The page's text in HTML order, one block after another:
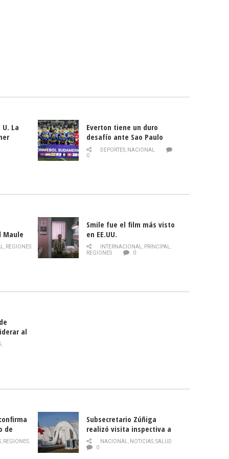
La
Everton tiene un duro
desafío ante Sao Paulo
DEPORTES, NACIONAL
0
Maule
de la
, REGIONES
Smile fue el film más visto
en EE.UU.
INTERNACIONAL, PRINCIPAL,
REGIONES
0
al
,
de
, REGIONES,
Subsecretario Zúñiga
realizó visita inspectiva a
Hospital Modular Sótero del
Río
NACIONAL, NOTICIAS,SALUD
0